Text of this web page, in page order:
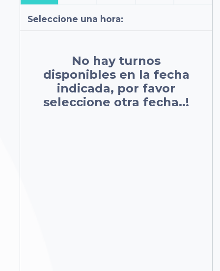
Seleccione una hora:
No hay turnos
disponibles en la fecha
indicada, por favor
seleccione otra fecha..!